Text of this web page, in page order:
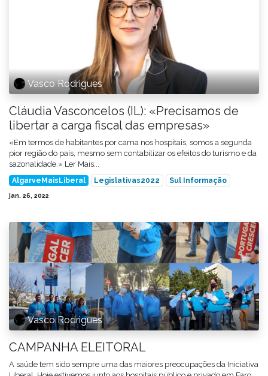
Vasco Rodrigues
Cláudia Vasconcelos (IL): «Precisamos de
libertar a carga fiscal das empresas»
«Em termos de habitantes por cama nos hospitais, somos a segunda
pior região do país, mesmo sem contabilizar os efeitos do turismo e da
sazonalidade.» Ler Mais...
AlgarveMaisLiberal Legislativas2022 Sul Informação
jan. 26, 2022
Vasco Rodrigues
CAMPANHA ELEITORAL
A saúde tem sido sempre uma das maiores preocupações da Iniciativa